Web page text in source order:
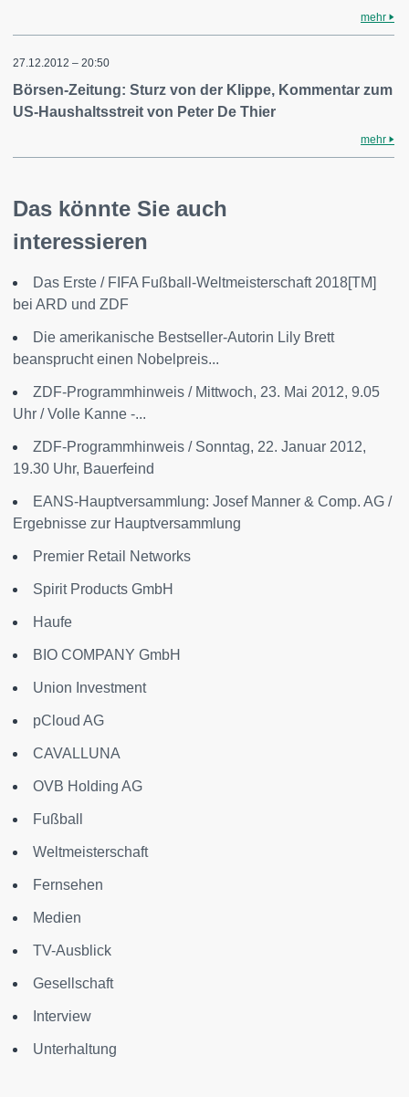
mehr
27.12.2012 – 20:50
Börsen-Zeitung: Sturz von der Klippe, Kommentar zum
US-Haushaltsstreit von Peter De Thier
mehr
Das könnte Sie auch
interessieren
Das Erste / FIFA Fußball-Weltmeisterschaft 2018[TM]
bei ARD und ZDF
Die amerikanische Bestseller-Autorin Lily Brett
beansprucht einen Nobelpreis...
ZDF-Programmhinweis / Mittwoch, 23. Mai 2012, 9.05
Uhr / Volle Kanne -...
ZDF-Programmhinweis / Sonntag, 22. Januar 2012,
19.30 Uhr, Bauerfeind
EANS-Hauptversammlung: Josef Manner & Comp. AG /
Ergebnisse zur Hauptversammlung
Premier Retail Networks
Spirit Products GmbH
Haufe
BIO COMPANY GmbH
Union Investment
pCloud AG
CAVALLUNA
OVB Holding AG
Fußball
Weltmeisterschaft
Fernsehen
Medien
TV-Ausblick
Gesellschaft
Interview
Unterhaltung